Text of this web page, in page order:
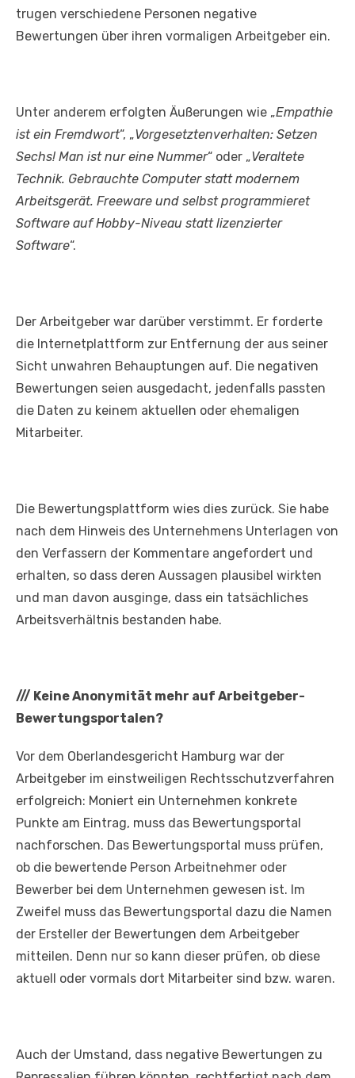
trugen verschiedene Personen negative
Bewertungen über ihren vormaligen Arbeitgeber ein.
Unter anderem erfolgten Äußerungen wie „Empathie
ist ein Fremdwort“, „Vorgesetztenverhalten: Setzen
Sechs! Man ist nur eine Nummer“ oder „Veraltete
Technik. Gebrauchte Computer statt modernem
Arbeitsgerät. Freeware und selbst programmieret
Software auf Hobby-Niveau statt lizenzierter
Software“.
Der Arbeitgeber war darüber verstimmt. Er forderte
die Internetplattform zur Entfernung der aus seiner
Sicht unwahren Behauptungen auf. Die negativen
Bewertungen seien ausgedacht, jedenfalls passten
die Daten zu keinem aktuellen oder ehemaligen
Mitarbeiter.
Die Bewertungsplattform wies dies zurück. Sie habe
nach dem Hinweis des Unternehmens Unterlagen von
den Verfassern der Kommentare angefordert und
erhalten, so dass deren Aussagen plausibel wirkten
und man davon ausginge, dass ein tatsächliches
Arbeitsverhältnis bestanden habe.
/// Keine Anonymität mehr auf Arbeitgeber-
Bewertungsportalen?
Vor dem Oberlandesgericht Hamburg war der
Arbeitgeber im einstweiligen Rechtsschutzverfahren
erfolgreich: Moniert ein Unternehmen konkrete
Punkte am Eintrag, muss das Bewertungsportal
nachforschen. Das Bewertungsportal muss prüfen,
ob die bewertende Person Arbeitnehmer oder
Bewerber bei dem Unternehmen gewesen ist. Im
Zweifel muss das Bewertungsportal dazu die Namen
der Ersteller der Bewertungen dem Arbeitgeber
mitteilen. Denn nur so kann dieser prüfen, ob diese
aktuell oder vormals dort Mitarbeiter sind bzw. waren.
Auch der Umstand, dass negative Bewertungen zu